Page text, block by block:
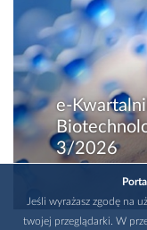
e-
3/2026
Jeśli wyrażasz zgodę na
twojej przeglądarki. W